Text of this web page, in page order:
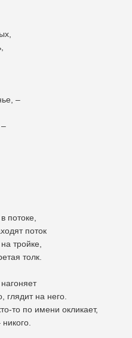
–
потоке,
поток
тройке,
толк.
глядит на него.
то по имени окликает,